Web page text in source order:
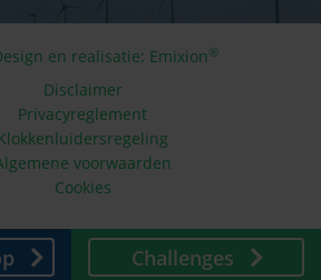
en realisatie: Emixion®
Disclaimer
Privacyreglement
voorwaarden
Cookies
Challenges